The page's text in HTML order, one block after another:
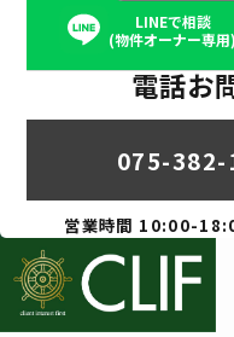
LINEで相談
(物件オーナー専用)
電話お
075-382-
営業時間 10:00-